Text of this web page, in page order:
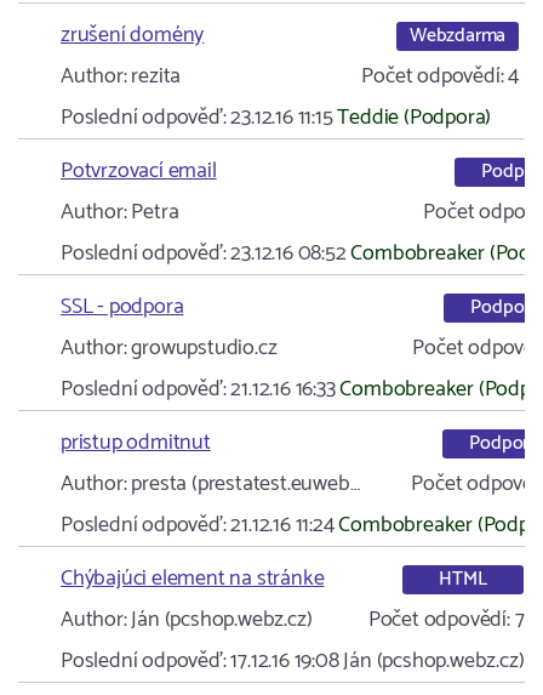
zrušení domény Webzdarma
Author:rezita Počet odpovědí:4
Poslední odpověď:23.12.16 11:15Teddie (Podpora)
Potvrzovací email
Author:Petra
Počet
Poslední odpověď:23.12.16 08:52Combobreaker
SSL - podpora
Podpora
Author:growupstudio.cz
Počet
Poslední odpověď:21.12.16 16:33Combobreaker
pristup odmitnut
Podpora
Author:presta (prestatest.euweb…
Počet
Poslední odpověď:21.12.16 11:24Combobreaker
Chýbajúci element na stránke
HTML
Author:Ján (pcshop.webz.cz) Počet odpovědí:7
Poslední odpověď:17.12.16 19:08Ján (pcshop.webz.cz)